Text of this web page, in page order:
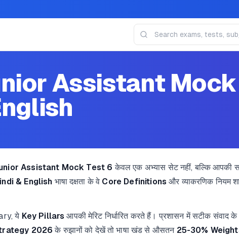
Assistant
Assistant Mock Test 6 केवल एक अभ्यास सेट नहीं, बल्कि आपकी
& English भाषा दक्षता के वे Core Definitions और व्याकरणिक नियम
ये Key Pillars आपकी मेरिट निर्धारित करते हैं। प्रशासन में सटीक संवाद के
2026 के रुझानों को देखें तो भाषा खंड से औसतन 25-30%